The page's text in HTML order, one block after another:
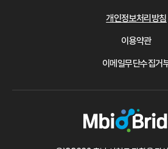
개인정보처리방침
이용약관
이메일무단수집거